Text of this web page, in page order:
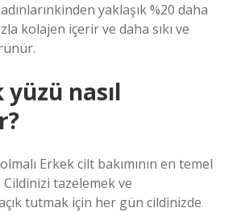
yaklaşık %20 daha
kolajen içerir ve daha sıkı ve
nasıl
Erkek cilt bakımının en temel
Cildinizi tazelemek ve
tutmak için her gün cildinizde